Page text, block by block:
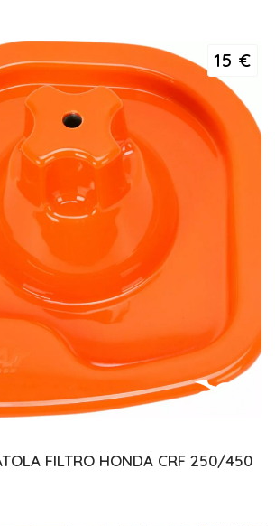
15 €
FILTRO HONDA CRF 250/450